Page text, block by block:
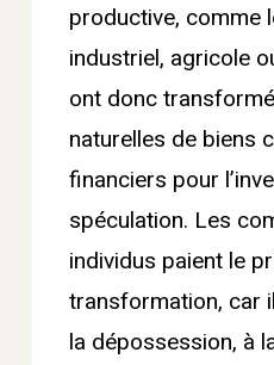
productive, comme
industriel, agricole
ont donc
naturelles de biens
financiers pour
spéculation. Les
individus paient le
transformation, car
la dépossession, à